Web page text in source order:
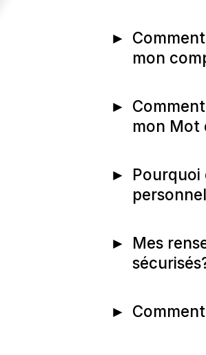
►
mon
►
mon Mot
► Pourquoi
► Mes
►